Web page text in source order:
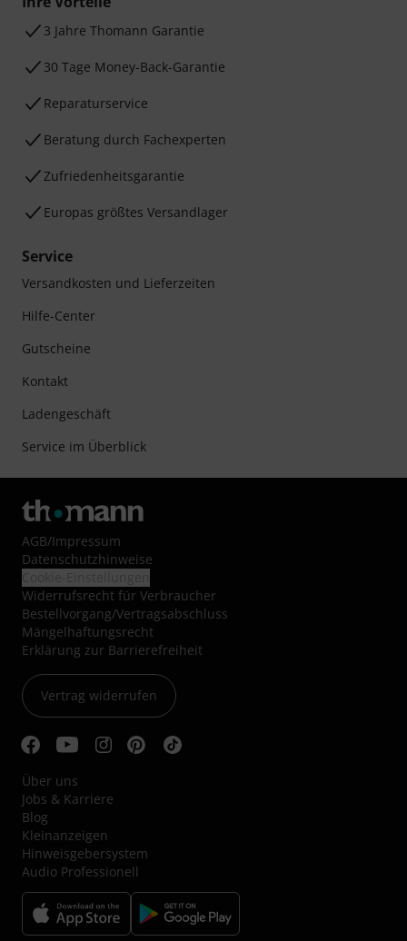
3 Jahre Thomann Garantie
30 Tage Money-Back-Garantie
Reparaturservice
Beratung durch Fachexperten
Zufriedenheitsgarantie
Europas größtes Versandlager
Service
Versandkosten und Lieferzeiten
Hilfe-Center
Gutscheine
Kontakt
Ladengeschäft
Service im Überblick
AGB/Impressum
Datenschutzhinweise
Widerrufsrecht für Verbraucher
Bestellvorgang/Vertragsabschluss
Mängelhaftungsrecht
Erklärung zur Barrierefreiheit
Vertrag widerrufen
Über uns
Jobs & Karriere
Blog
Kleinanzeigen
Hinweisgebersystem
Audio Professionell